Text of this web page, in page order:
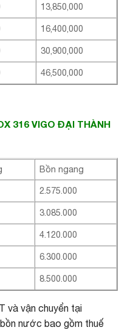
13,850,000
16,400,000
30,900,000
46,500,000
316 VIGO ĐẠI THÀNH
Bồn ngang
2.575.000
3.085.000
4.120.000
6.300.000
8.500.000
và vận chuyển tại
nước bao gồm thuế